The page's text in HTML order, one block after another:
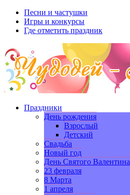
Песни и частушки
Игры и конкурсы
Где отметить праздник
Праздники
День рождения
Взрослый
Детский
Свадьба
Новый год
День Святого Валентина
23 февраля
8 Марта
1 апреля